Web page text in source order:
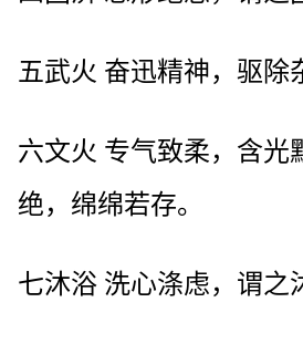
五武火 奋迅精神，驱除
六文火 专气致柔，含光
绝，绵绵若存。
七沐浴 洗心涤虑，谓之